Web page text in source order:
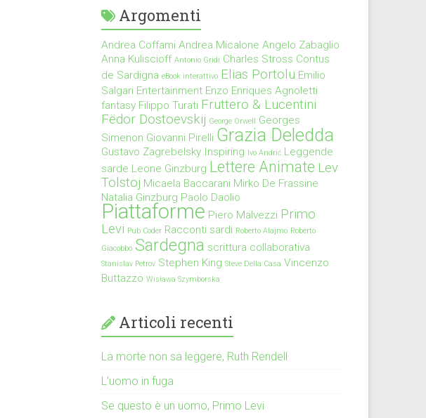
Argomenti
Andrea Coffami Andrea Micalone Angelo Zabaglio
Anna Kuliscioff Antonio Gridi Charles Stross Contus
de Sardigna eBook interattivo Elias Portolu Emilio
Salgari Entertainment Enzo Enriques Agnoletti
fantasy Filippo Turati Fruttero & Lucentini
Fëdor Dostoevskij George Orwell Georges
Simenon Giovanni Pirelli Grazia Deledda
Gustavo Zagrebelsky Inspiring Ivo Andrić Leggende
sarde Leone Ginzburg Lettere Animate Lev
Tolstoj Micaela Baccarani Mirko De Frassine
Natalia Ginzburg Paolo Daolio
Piattaforme Piero Malvezzi Primo
Levi Pub Coder Racconti sardi Roberto Alajmo Roberto
Giacobbo Sardegna scrittura collaborativa
Stanislav Petrov Stephen King Steve Della Casa Vincenzo
Buttazzo Wisława Szymborska
Articoli recenti
La morte non sa leggere, Ruth Rendell
L’uomo in fuga
Se questo è un uomo, Primo Levi